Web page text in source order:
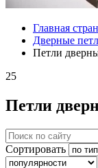
Главная
Дверные
Петли
25
Петли
Сортировать